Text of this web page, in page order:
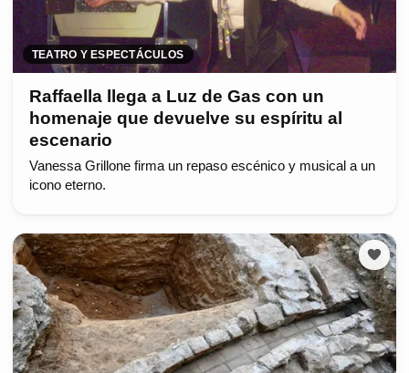
TEATRO Y ESPECTÁCULOS
Raffaella llega a Luz de Gas con un
homenaje que devuelve su espíritu al
escenario
Vanessa Grillone firma un repaso escénico y musical a un
icono eterno.